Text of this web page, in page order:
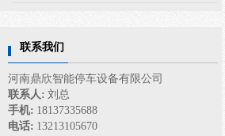
联系我们
河南鼎欣智能停车设备有限公司
联系人: 刘总
手机: 18137335688
电话: 13213105670